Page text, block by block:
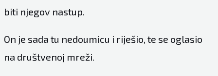
biti njegov nastup.
On je sada tu nedoumicu i riješio, te se oglasio
na društvenoj mreži.